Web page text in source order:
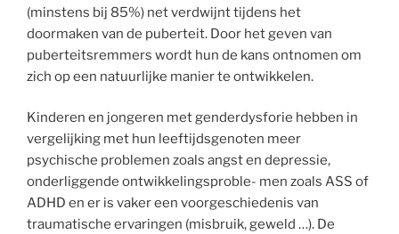
(minstens bij 85%) net verdwijnt tijdens het
doormaken van de puberteit. Door het geven van
puberteitsremmers wordt hun de kans ontnomen om
zich op een natuurlijke manier te ontwikkelen.
Kinderen en jongeren met genderdysforie hebben in
vergelijking met hun leeftijdsgenoten meer
psychische problemen zoals angst en depressie,
onderliggende ontwikkelingsproble- men zoals ASS of
ADHD en er is vaker een voorgeschiedenis van
traumatische ervaringen (misbruik, geweld …). De